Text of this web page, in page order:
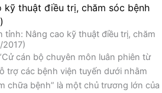
kỹ thuật điều trị, chăm sóc bệnh
tỉnh: Nâng cao kỹ thuật điều trị, chăm
cán bộ chuyên môn luân phiên từ
trợ các bệnh viện tuyến dưới nhằm
chữa bệnh” là một chủ trương lớn của